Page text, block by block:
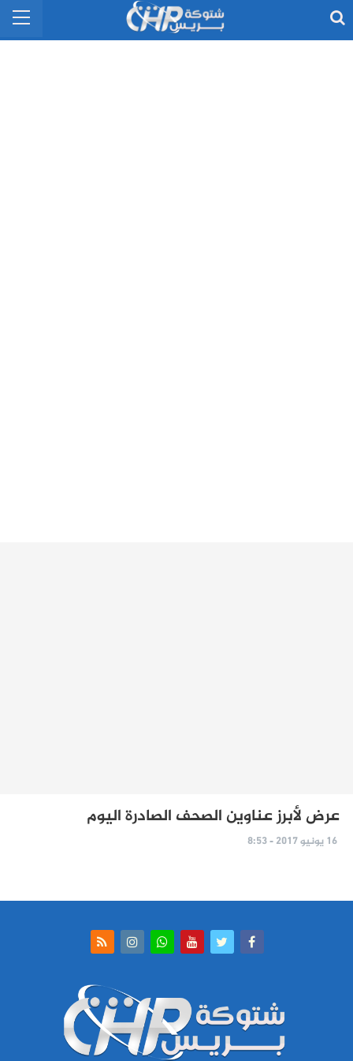
عرض لأبرز عناوين الصحف الصادرة اليوم
16 يونيو 2017 - 8:53